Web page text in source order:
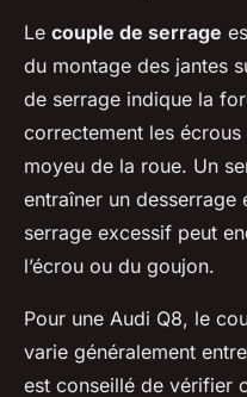
Le couple de serrage
du montage des jantes
de serrage indique la
correctement les
moyeu de la roue. Un
entraîner un desserrage
serrage excessif peut
l’écrou ou du goujon.
Pour une Audi Q8, le
varie généralement
est conseillé de vérifier